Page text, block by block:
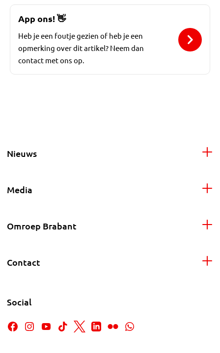
App ons!👋
Heb je een foutje gezien of heb je een
opmerking over dit artikel? Neem dan
contact met ons op.
Nieuws
Media
Omroep Brabant
Contact
Social